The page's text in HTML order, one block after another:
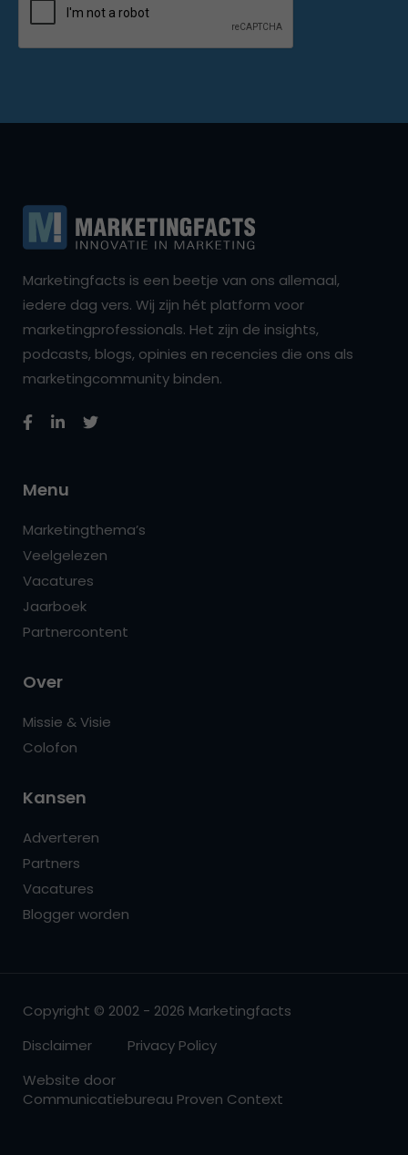
Marketingfacts is een beetje van ons allemaal,
iedere dag vers. Wij zijn hét platform voor
marketingprofessionals. Het zijn de insights,
podcasts, blogs, opinies en recencies die ons als
marketingcommunity binden.
Menu
Marketingthema’s
Veelgelezen
Vacatures
Jaarboek
Partnercontent
Over
Missie & Visie
Colofon
Kansen
Adverteren
Partners
Vacatures
Blogger worden
Copyright © 2002 - 2026 Marketingfacts
Disclaimer
Privacy Policy
Website door
Communicatiebureau Proven Context